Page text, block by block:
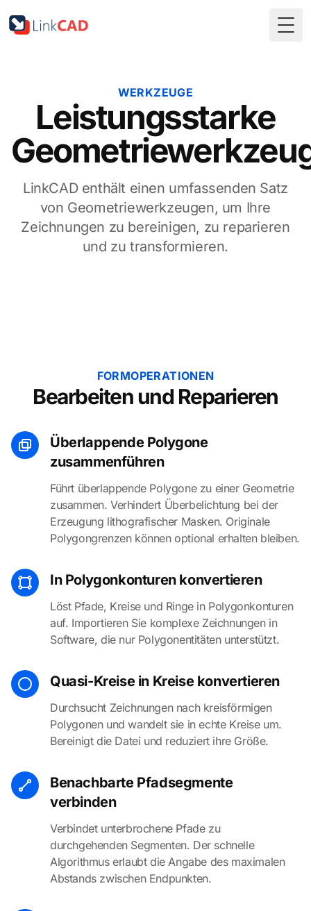
WERKZEUGE
Leistungsstarke
LinkCAD enthält einen umfassenden Satz
von Geometriewerkzeugen, um Ihre
Zeichnungen zu bereinigen, zu reparieren
und zu transformieren.
FORMOPERATIONEN
Bearbeiten und Reparieren
Überlappende Polygone
zusammenführen
Führt überlappende Polygone zu einer Geometrie
zusammen. Verhindert Überbelichtung bei der
Erzeugung lithografischer Masken. Originale
Polygongrenzen können optional erhalten bleiben.
In Polygonkonturen konvertieren
Löst Pfade, Kreise und Ringe in Polygonkonturen
auf. Importieren Sie komplexe Zeichnungen in
Software, die nur Polygonentitäten unterstützt.
Quasi-Kreise in Kreise konvertieren
Durchsucht Zeichnungen nach kreisförmigen
Polygonen und wandelt sie in echte Kreise um.
Bereinigt die Datei und reduziert ihre Größe.
Benachbarte Pfadsegmente
verbinden
Verbindet unterbrochene Pfade zu
durchgehenden Segmenten. Der schnelle
Algorithmus erlaubt die Angabe des maximalen
Abstands zwischen Endpunkten.